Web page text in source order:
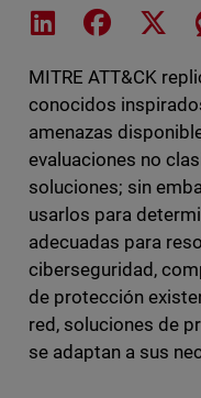
Share on LinkedIn
Share on
MITRE ATT&CK
conocidos
amenazas
evaluaciones no
soluciones; sin
usarlos para
adecuadas para
ciberseguridad,
de protección
red, soluciones de
se adaptan a sus